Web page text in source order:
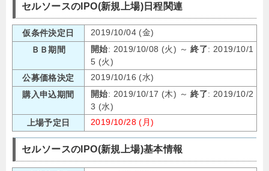
セルソースのIPO(新規上場)日程関連
仮条件決定日
2019/10/04 (金)
ＢＢ期間
開始: 2019/10/08 (火) ～終了: 2019/10/1
5 (火)
公募価格決定
2019/10/16 (水)
購入申込期間
開始: 2019/10/17 (木) ～終了: 2019/10/2
3 (水)
上場予定日
2019/10/28 (月)
セルソースのIPO(新規上場)基本情報